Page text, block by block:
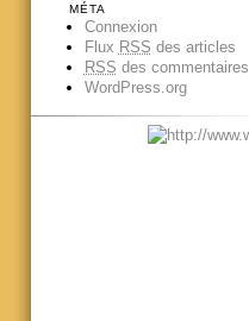
MÉTA
Connexion
Flux RSS des articles
RSS des commentaires
WordPress.org